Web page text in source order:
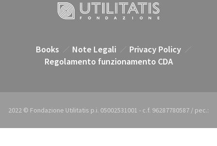
Books Note Legali
Privacy Policy
Regolamento funzionamento CDA
2022 © Fondazione Utilitatis p.i. 05002531001 - c.f. 96287780587 / pec.: